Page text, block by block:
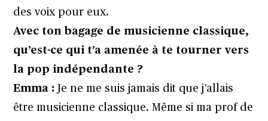
des voix pour eux.
Avec ton bagage de musicienne classique,
qu’est-ce qui t’a amenée à te tourner vers
la pop indépendante ?
Emma : Je ne me suis jamais dit que j’allais
être musicienne classique. Même si ma prof de